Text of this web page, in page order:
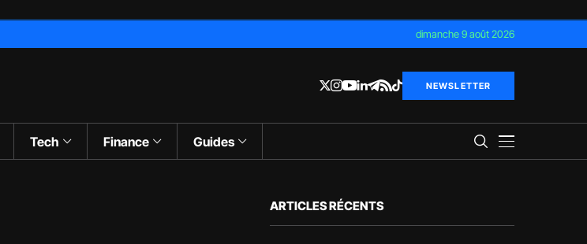
dimanche 9 août 2026
NEWSLETTER
Tech Finance Guides
ARTICLES RÉCENTS